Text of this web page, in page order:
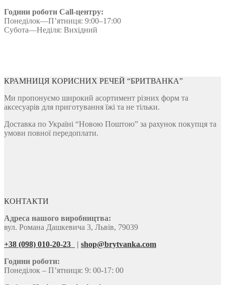
Години роботи Call-центру:
Понеділок—П’ятниця: 9:00–17:00
Субота—Неділя: Вихідний
КРАМНИЦЯ КОРИСНИХ РЕЧЕЙ “БРИТВАНКА”
Ми пропонуємо широкий асортимент різних форм та
аксесуарів для приготування їжі та не тільки.
Доставка по Україні “Новою Поштою” за рахунок покупця та
умови повної передоплати.
КОНТАКТИ
Адреса нашого виробництва:
вул. Романа Дашкевича 3, Львів, 79039
+38 (098) 010-20-23
| shop@brytvanka.com
Години роботи:
Понеділок – П’ятниця: 9: 00-17: 00